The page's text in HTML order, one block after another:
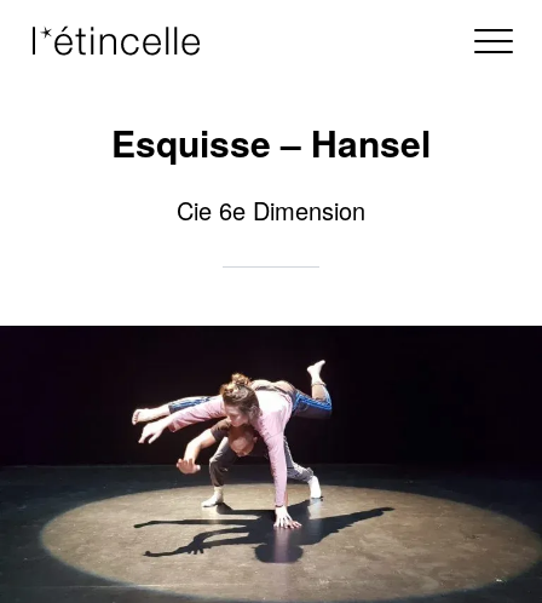
Esquisse – Hansel
Cie 6e Dimension